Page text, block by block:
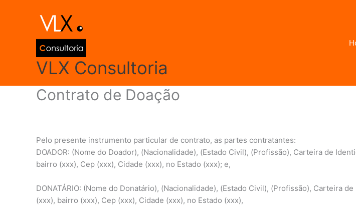
VLX Consultoria
Contrato de Doação
Pelo presente instrumento particular de contrato, as partes contratantes:
DOADOR: (Nome do Doador), (Nacionalidade), (Estado Civil), (Profissão), Carteira de
bairro (xxx), Cep (xxx), Cidade (xxx), no Estado (xxx); e,
DONATÁRIO: (Nome do Donatário), (Nacionalidade), (Estado Civil), (Profissão), Carteira
(xxx), bairro (xxx), Cep (xxx), Cidade (xxx), no Estado (xxx),